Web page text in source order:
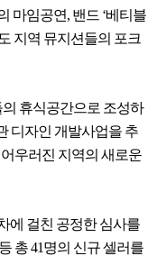
마임공연, 밴드 ‘베티블
지역 뮤지션들의 포크
휴식공간으로 조성하
디자인 개발사업을 추
우러진 지역의 새로운
에 걸친 공정한 심사를
총 41명의 신규 셀러를